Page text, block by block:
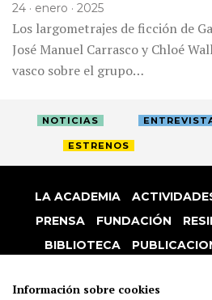
24 · enero · 2025
Los largometrajes de ficción de
José Manuel Carrasco y Chloé
vasco sobre el grupo…
NOTICIAS
ESTRENOS
LA ACADEMIA
PRENSA
FUNDACIÓN
BIBLIOTECA
Información sobre cookies